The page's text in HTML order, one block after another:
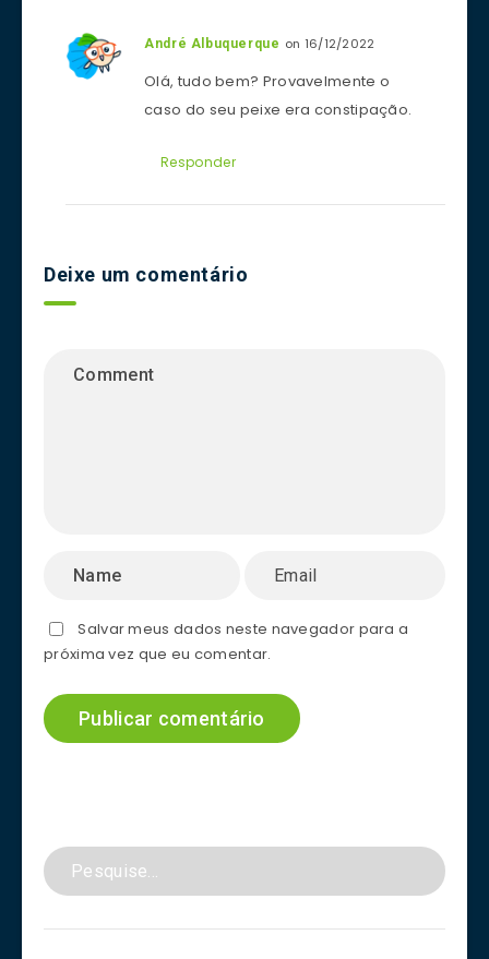
André Albuquerque on 16/12/2022
Olá, tudo bem? Provavelmente o
caso do seu peixe era constipação.
Responder
Deixe um comentário
Salvar meus dados neste navegador para a
próxima vez que eu comentar.